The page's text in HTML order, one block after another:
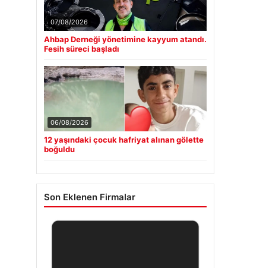
07/08/2026
Ahbap Derneği yönetimine kayyum atandı.
Fesih süreci başladı
06/08/2026
12 yaşındaki çocuk hafriyat alınan gölette
boğuldu
Son Eklenen Firmalar